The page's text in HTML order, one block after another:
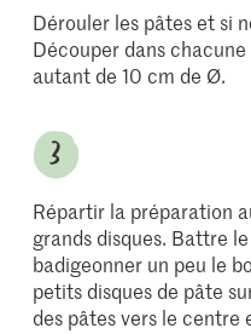
Dérouler les pâtes et si
Découper dans
autant de 10 cm de Ø.
Répartir la préparation
grands disques. Battre
badigeonner un peu le
petits disques de pâte
des pâtes vers le